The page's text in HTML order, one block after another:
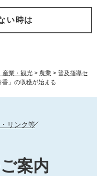
産業・観光 > 農業 > 普及指導セ
」の収穫が始まる
い時は
リンク等
案内